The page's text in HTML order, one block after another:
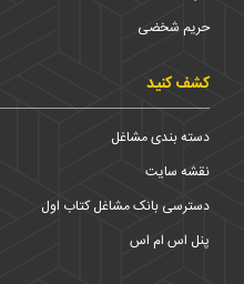
حریم شخضی
کشف کنید
دسته بندی مشاغل
نقشه سایت
دسترسی بانک مشاغل کتاب اول
پنل اس ام اس